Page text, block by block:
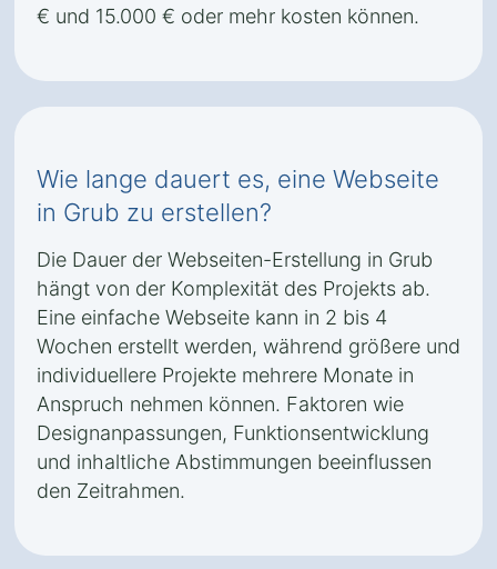
€ und 15.000 € oder mehr kosten können.
Wie lange dauert es, eine Webseite
in Grub zu erstellen?
Die Dauer der Webseiten-Erstellung in Grub
hängt von der Komplexität des Projekts ab.
Eine einfache Webseite kann in 2 bis 4
Wochen erstellt werden, während größere und
individuellere Projekte mehrere Monate in
Anspruch nehmen können. Faktoren wie
Designanpassungen, Funktionsentwicklung
und inhaltliche Abstimmungen beeinflussen
den Zeitrahmen.